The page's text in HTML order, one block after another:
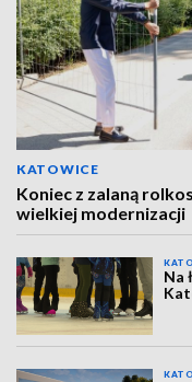
KATOWICE
Koniec z zalaną
wielkiej modernizacji
Na